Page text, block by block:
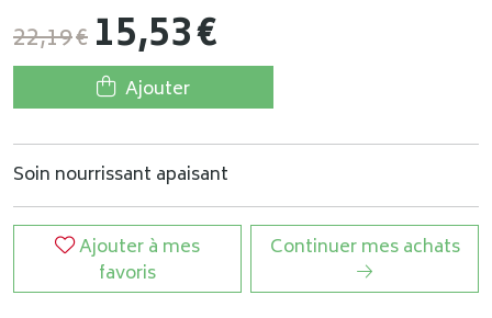
22,19€ 15,53€
Ajouter
Soin nourrissant apaisant
Ajouter à mes
favoris
Continuer mes achats